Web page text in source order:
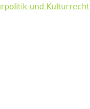
und Kulturrecht